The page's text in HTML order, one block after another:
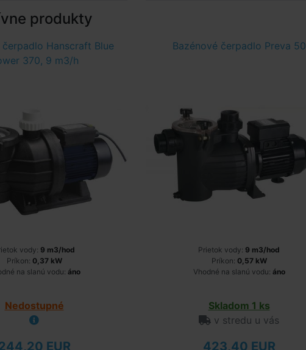
produkty
čerpadlo Hanscraft Blue
370, 9 m3/h
vody: 9 m3/hod
Príkon: 0,37 kW
na slanú vodu: áno
Nedostupné
EUR
Bazénové čerpadlo Preva 50
Prietok vody: 9 m3/hod
Príkon: 0,57 kW
Vhodné na slanú vodu: áno
Skladom 1 ks
v stredu u vás
423,40 EUR